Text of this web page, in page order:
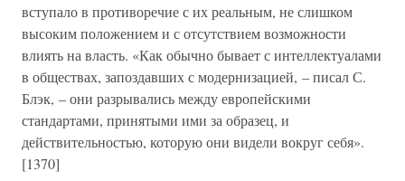
вступало в противоречие с их реальным, не слишком
высоким положением и с отсутствием возможности
влиять на власть. «Как обычно бывает с интеллектуалами
в обществах, запоздавших с модернизацией, – писал С.
Блэк, – они разрывались между европейскими
стандартами, принятыми ими за образец, и
действительностью, которую они видели вокруг себя».
[1370]